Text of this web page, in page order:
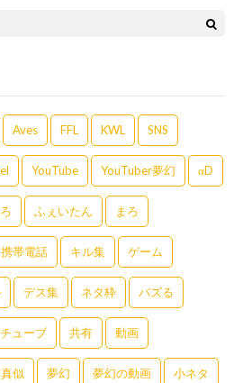
Aves FFL KWL SNS
YouTube YouTuber夢幻 αD
ふぇいたん まろ
帯電話 キル集 ゲーム
デス集 ネタ枠 バズる
ューブ 共有 動画
似 夢幻 夢幻の動画 小ネタ